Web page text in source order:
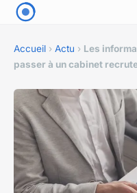
Accueil › Actu › Les
passer à un cabinet